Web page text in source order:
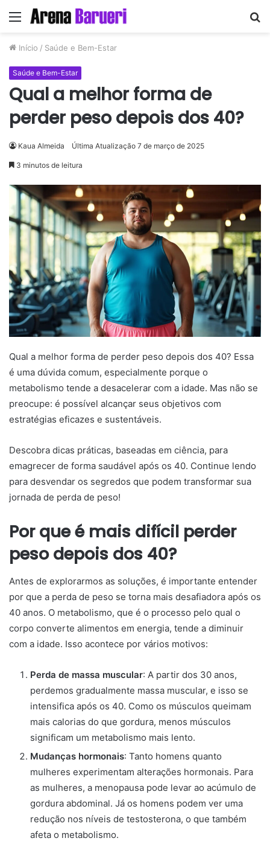
Menu
Início / Saúde e Bem-Estar
Saúde e Bem-Estar
Qual a melhor forma de
perder peso depois dos 40?
Kaua Almeida Última Atualização 7 de março de 2025
3 minutos de leitura
Qual a melhor forma de perder peso depois dos 40? Essa
é uma dúvida comum, especialmente porque o
metabolismo tende a desacelerar com a idade. Mas não se
preocupe: é possível alcançar seus objetivos com
estratégias eficazes e sustentáveis.
Descobra dicas práticas, baseadas em ciência, para
emagrecer de forma saudável após os 40. Continue lendo
para desvendar os segredos que podem transformar sua
jornada de perda de peso!
Por que é mais difícil perder
peso depois dos 40?
Antes de explorarmos as soluções, é importante entender
por que a perda de peso se torna mais desafiadora após os
40 anos. O metabolismo, que é o processo pelo qual o
corpo converte alimentos em energia, tende a diminuir
com a idade. Isso acontece por vários motivos:
Perda de massa muscular: A partir dos 30 anos,
perdemos gradualmente massa muscular, e isso se
intensifica após os 40. Como os músculos queimam
mais calorias do que gordura, menos músculos
significam um metabolismo mais lento.
Mudanças hormonais: Tanto homens quanto
mulheres experimentam alterações hormonais. Para
as mulheres, a menopausa pode levar ao acúmulo de
gordura abdominal. Já os homens podem ver uma
redução nos níveis de testosterona, o que também
afeta o metabolismo.